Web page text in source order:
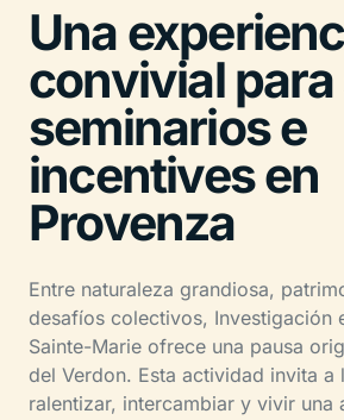
Una
convivial
seminarios e
incentives en
Provenza
Entre naturaleza grandiosa,
desafíos colectivos, Investigación
Sainte-Marie ofrece una pausa
del Verdon. Esta actividad invita a
ralentizar, intercambiar y vivir una